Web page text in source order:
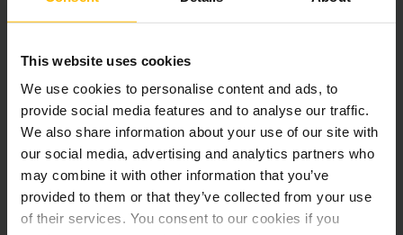
This website uses cookies
We use cookies to personalise content and ads, to
provide social media features and to analyse our traffic.
We also share information about your use of our site with
our social media, advertising and analytics partners who
may combine it with other information that you’ve
provided to them or that they’ve collected from your use
of their services. You consent to our cookies if you
SAS sitt ønske og mål var å få levert trekkvognene før jule-
og nyttårstrafikken på Gardermoen i desember. Det var
derfor med stor glede Jungheinrich kunne levere første
pulje av trekkvogner til TCR den 6. desember 2018!